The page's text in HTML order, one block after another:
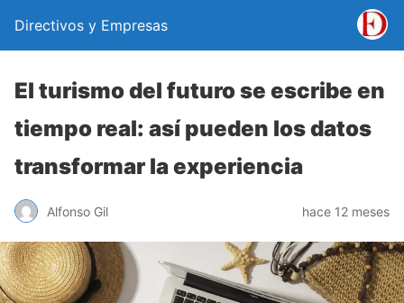
Directivos y Empresas
El turismo del futuro se escribe en
tiempo real: así pueden los datos
transformar la experiencia
Alfonso Gil hace 12 meses